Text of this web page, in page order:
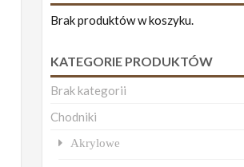
Brak produktów w koszyku.
KATEGORIE PRODUKTÓW
Brak kategorii
Chodniki
Akrylowe